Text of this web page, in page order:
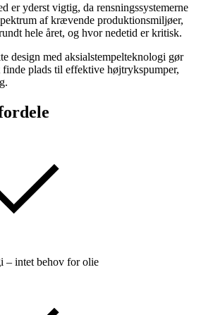
er yderst vigtig, da rensningssystemerne
af krævende produktionsmiljøer,
hele året, og hvor nedetid er kritisk.
design med aksialstempelteknologi gør
plads til effektive højtrykspumper,
– intet behov for olie